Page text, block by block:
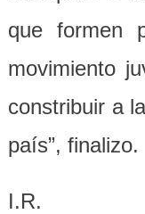
que formen
movimiento
constribuir a
país”, finalizo.
I.R.